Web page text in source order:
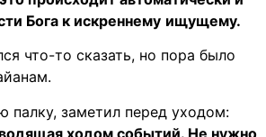
Бога к искреннему ищущему.
что-то сказать, но пора было
палку, заметил перед уходом:
ходом событий. Не нужно